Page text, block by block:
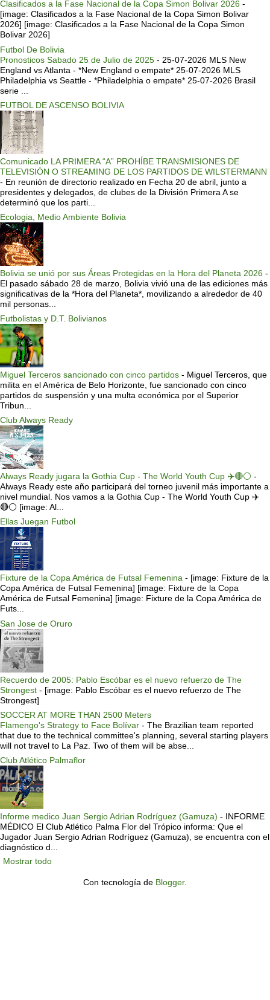
Clasificados a la Fase Nacional de la Copa Simon Bolivar 2026 -
[image: Clasificados a la Fase Nacional de la Copa Simon Bolivar
2026] [image: Clasificados a la Fase Nacional de la Copa Simon
Bolivar 2026]
Futbol De Bolivia
Pronosticos Sabado 25 de Julio de 2025 - 25-07-2026 MLS New
England vs Atlanta - *New England o empate* 25-07-2026 MLS
Philadelphia vs Seattle - *Philadelphia o empate* 25-07-2026 Brasil
serie ...
FUTBOL DE ASCENSO BOLIVIA
Comunicado LA PRIMERA “A” PROHÍBE TRANSMISIONES DE
TELEVISIÓN O STREAMING DE LOS PARTIDOS DE WILSTERMANN
- En reunión de directorio realizado en Fecha 20 de abril, junto a
presidentes y delegados, de clubes de la División Primera A se
determinó que los parti...
Ecologia, Medio Ambiente Bolivia
Bolivia se unió por sus Áreas Protegidas en la Hora del Planeta 2026 -
El pasado sábado 28 de marzo, Bolivia vivió una de las ediciones más
significativas de la *Hora del Planeta*, movilizando a alrededor de 40
mil personas...
Futbolistas y D.T. Bolivianos
Miguel Terceros sancionado con cinco partidos - Miguel Terceros, que
milita en el América de Belo Horizonte, fue sancionado con cinco
partidos de suspensión y una multa económica por el Superior
Tribun...
Club Always Ready
Always Ready jugara la Gothia Cup - The World Youth Cup ✈️🔴⚪️ -
Always Ready este año participará del torneo juvenil más importante a
nivel mundial. Nos vamos a la Gothia Cup - The World Youth Cup ✈️
🔴⚪️ [image: Al...
Ellas Juegan Futbol
Fixture de la Copa América de Futsal Femenina - [image: Fixture de la
Copa América de Futsal Femenina] [image: Fixture de la Copa
América de Futsal Femenina] [image: Fixture de la Copa América de
Futs...
San Jose de Oruro
Recuerdo de 2005: Pablo Escóbar es el nuevo refuerzo de The
Strongest - [image: Pablo Escóbar es el nuevo refuerzo de The
Strongest]
SOCCER AT MORE THAN 2500 Meters
Flamengo's Strategy to Face Bolívar - The Brazilian team reported
that due to the technical committee's planning, several starting players
will not travel to La Paz. Two of them will be abse...
Club Atlético Palmaflor
Informe medico Juan Sergio Adrian Rodríguez (Gamuza) - INFORME
MÉDICO El Club Atlético Palma Flor del Trópico informa: Que el
Jugador Juan Sergio Adrian Rodríguez (Gamuza), se encuentra con el
diagnóstico d...
Mostrar todo
Con tecnología de Blogger.